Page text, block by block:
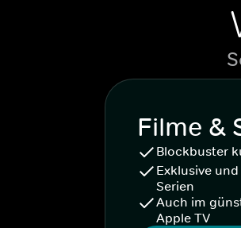
Filme &
Blockbuster
Exklusive
Serien
Auch im
Apple TV